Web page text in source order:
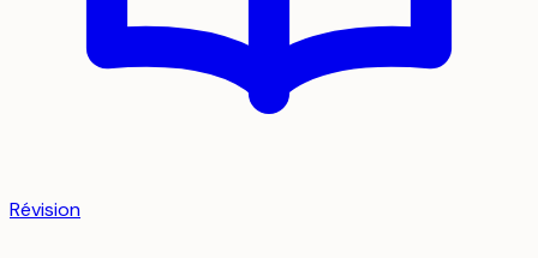
Révision